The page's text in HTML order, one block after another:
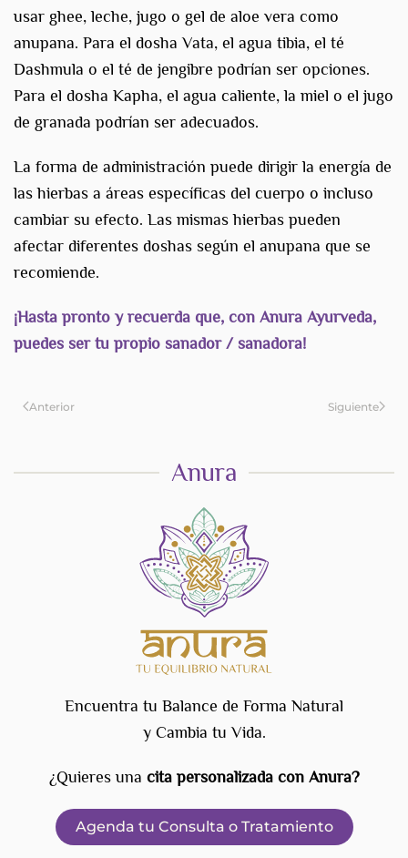
usar ghee, leche, jugo o gel de aloe vera como
anupana. Para el dosha Vata, el agua tibia, el té
Dashmula o el té de jengibre podrían ser opciones.
Para el dosha Kapha, el agua caliente, la miel o el jugo
de granada podrían ser adecuados.
La forma de administración puede dirigir la energía de
las hierbas a áreas específicas del cuerpo o incluso
cambiar su efecto. Las mismas hierbas pueden
afectar diferentes doshas según el anupana que se
recomiende.
¡Hasta pronto y recuerda que, con Anura Ayurveda,
puedes ser tu propio sanador / sanadora!
Anterior Siguiente
Anura
Encuentra tu Balance de Forma Natural
y Cambia tu Vida.
¿Quieres una cita personalizada con Anura?
Agenda tu Consulta o Tratamiento